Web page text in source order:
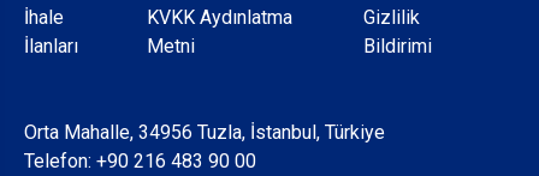
Dipnot
İhale
İlanları
KVKK Aydınlatma
Metni
Gizlilik
Bildirimi
Orta Mahalle, 34956 Tuzla, İstanbul, Türkiye
Telefon: +90 216 483 90 00